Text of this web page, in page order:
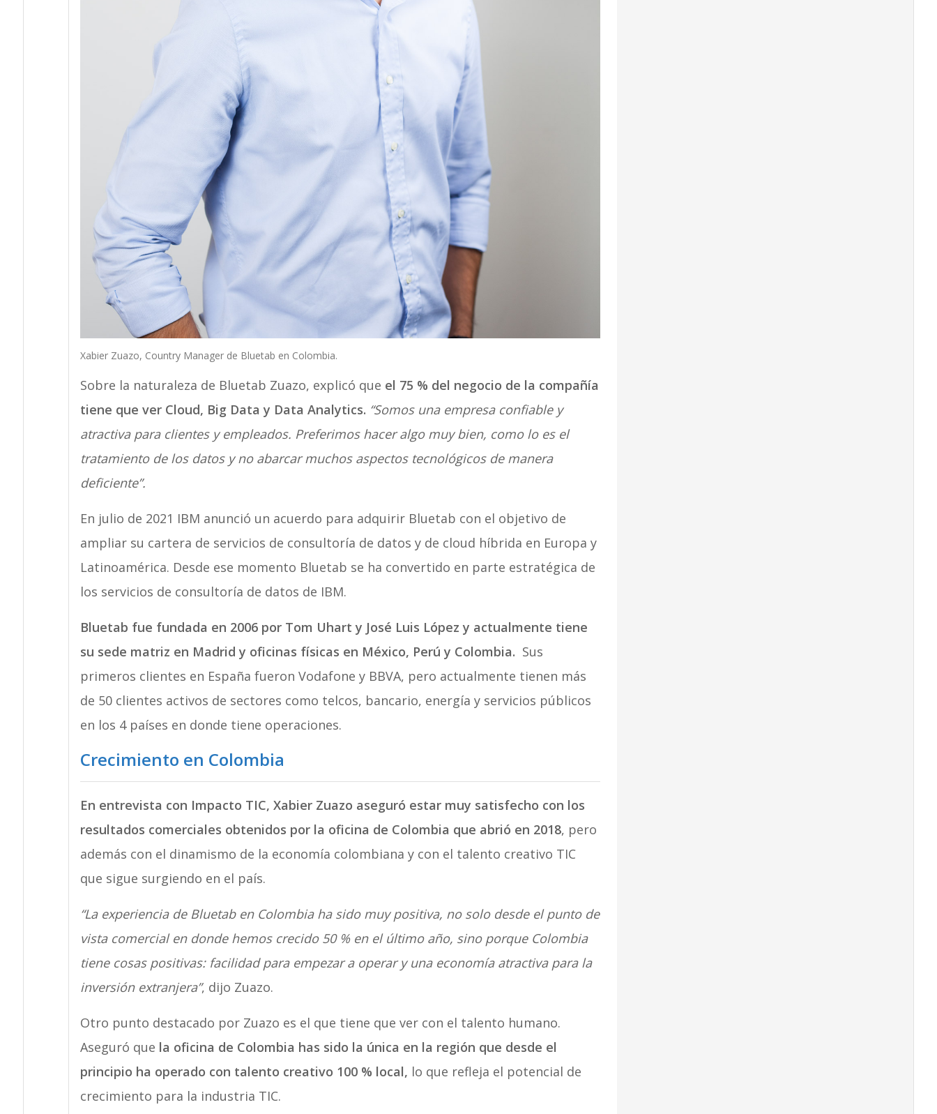
Xabier Zuazo, Country Manager de Bluetab en Colombia.
Sobre la naturaleza de Bluetab Zuazo, explicó que el 75 % del negocio de la compañía
tiene que ver Cloud, Big Data y Data Analytics. “Somos una empresa confiable y
atractiva para clientes y empleados. Preferimos hacer algo muy bien, como lo es el
tratamiento de los datos y no abarcar muchos aspectos tecnológicos de manera
deficiente”.
En julio de 2021 IBM anunció un acuerdo para adquirir Bluetab con el objetivo de
ampliar su cartera de servicios de consultoría de datos y de cloud híbrida en Europa y
Latinoamérica. Desde ese momento Bluetab se ha convertido en parte estratégica de
los servicios de consultoría de datos de IBM.
Bluetab fue fundada en 2006 por Tom Uhart y José Luis López y actualmente tiene
su sede matriz en Madrid y oficinas físicas en México, Perú y Colombia. Sus
primeros clientes en España fueron Vodafone y BBVA, pero actualmente tienen más
de 50 clientes activos de sectores como telcos, bancario, energía y servicios públicos
en los 4 países en donde tiene operaciones.
Crecimiento en Colombia
En entrevista con Impacto TIC, Xabier Zuazo aseguró estar muy satisfecho con los
resultados comerciales obtenidos por la oficina de Colombia que abrió en 2018, pero
además con el dinamismo de la economía colombiana y con el talento creativo TIC
que sigue surgiendo en el país.
“La experiencia de Bluetab en Colombia ha sido muy positiva, no solo desde el punto de
vista comercial en donde hemos crecido 50 % en el último año, sino porque Colombia
tiene cosas positivas: facilidad para empezar a operar y una economía atractiva para la
inversión extranjera”, dijo Zuazo.
Otro punto destacado por Zuazo es el que tiene que ver con el talento humano.
Aseguró que la oficina de Colombia has sido la única en la región que desde el
principio ha operado con talento creativo 100 % local, lo que refleja el potencial de
crecimiento para la industria TIC.